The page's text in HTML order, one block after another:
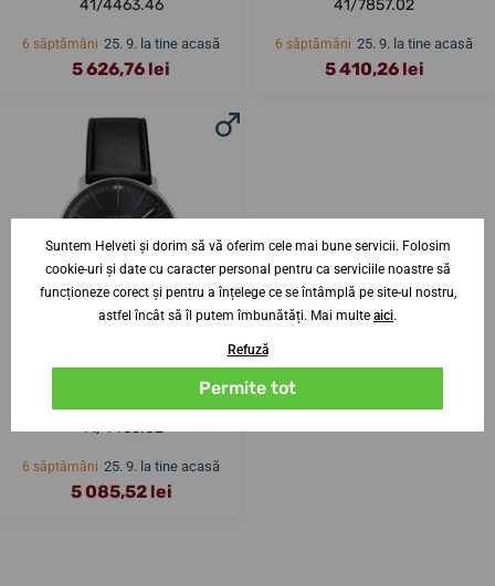
41/4463.46
6 săptămâni 25. 9. la tine acasă
5 626,76 lei
41/7857.02
6 săptămâni 25. 9. la tine acasă
5 410,26 lei
Junghans Max Bill Quartz
41/4465.02
6 săptămâni 25. 9. la tine acasă
5 085,52 lei
Suntem Helveti și dorim să vă oferim cele mai bune servicii. Folosim
cookie-uri și date cu caracter personal pentru ca serviciile noastre să
funcționeze corect și pentru a înțelege ce se întâmplă pe site-ul nostru,
astfel încât să îl putem îmbunătăți. Mai multe aici.
Refuză
Permite tot